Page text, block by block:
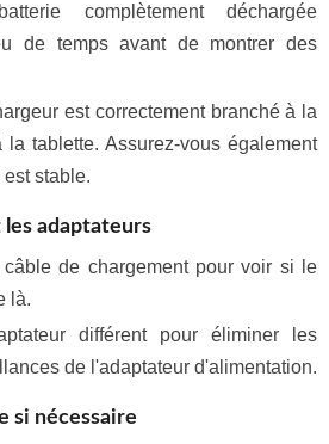
complètement déchargée
de temps avant de montrer des
est correctement branché à la
la tablette. Assurez-vous également
stable.
adaptateurs
de chargement pour voir si le
là.
différent pour éliminer les
de l'adaptateur d'alimentation.
si nécessaire